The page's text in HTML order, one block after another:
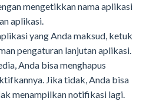
mengetikkan nama aplikasi
aplikasi.
yang Anda maksud, ketuk
pengaturan lanjutan aplikasi.
Anda bisa menghapus
Jika tidak, Anda bisa
menampilkan notifikasi lagi.